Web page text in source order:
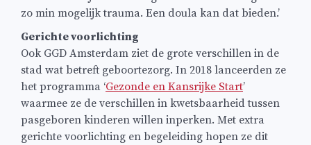
zo min mogelijk trauma. Een doula kan dat bieden.’
Gerichte voorlichting
Ook GGD Amsterdam ziet de grote verschillen in de
stad wat betreft geboortezorg. In 2018 lanceerden ze
het programma ‘Gezonde en Kansrijke Start’
waarmee ze de verschillen in kwetsbaarheid tussen
pasgeboren kinderen willen inperken. Met extra
gerichte voorlichting en begeleiding hopen ze dit